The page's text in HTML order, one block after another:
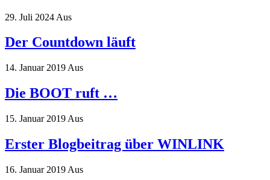
29. Juli 2024 Aus
Der Countdown läuft
14. Januar 2019 Aus
Die BOOT ruft …
15. Januar 2019 Aus
Erster Blogbeitrag über WINLINK
16. Januar 2019 Aus